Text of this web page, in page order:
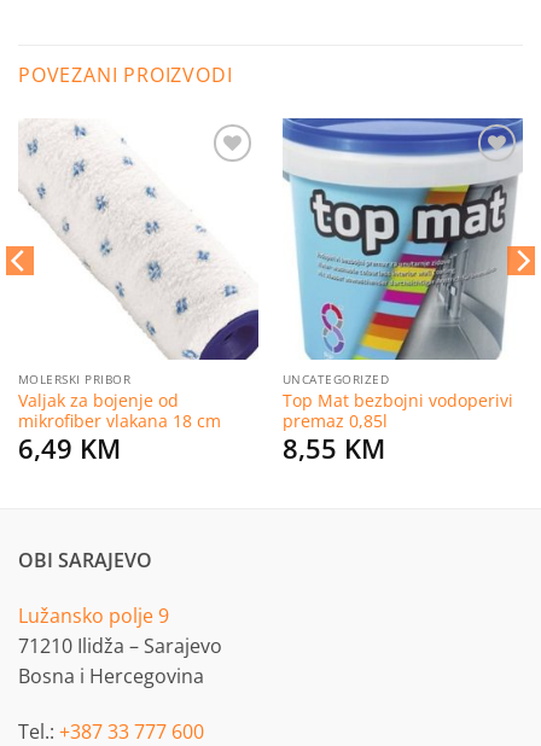
POVEZANI PROIZVODI
MOLERSKI PRIBOR
Valjak za bojenje od
mikrofiber vlakana 18 cm
6,49 KM
Dodaj
na
listu
želja
UNCATEGORIZED
Top Mat bezbojni vodoperivi
premaz 0,85l
8,55 KM
OBI SARAJEVO
Lužansko polje 9
71210 Ilidža – Sarajevo
Bosna i Hercegovina
Tel.: +387 33 777 600